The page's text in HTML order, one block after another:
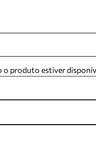
o produto estiver